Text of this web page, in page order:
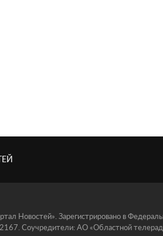
Новостей». Зарегистрировано в
Соучредители: АО «Областной